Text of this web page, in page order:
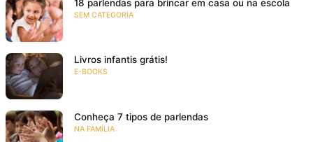
18 parlendas para brincar em casa ou na escola
SEM CATEGORIA
Livros infantis grátis!
E-BOOKS
Conheça 7 tipos de parlendas
NA FAMÍLIA